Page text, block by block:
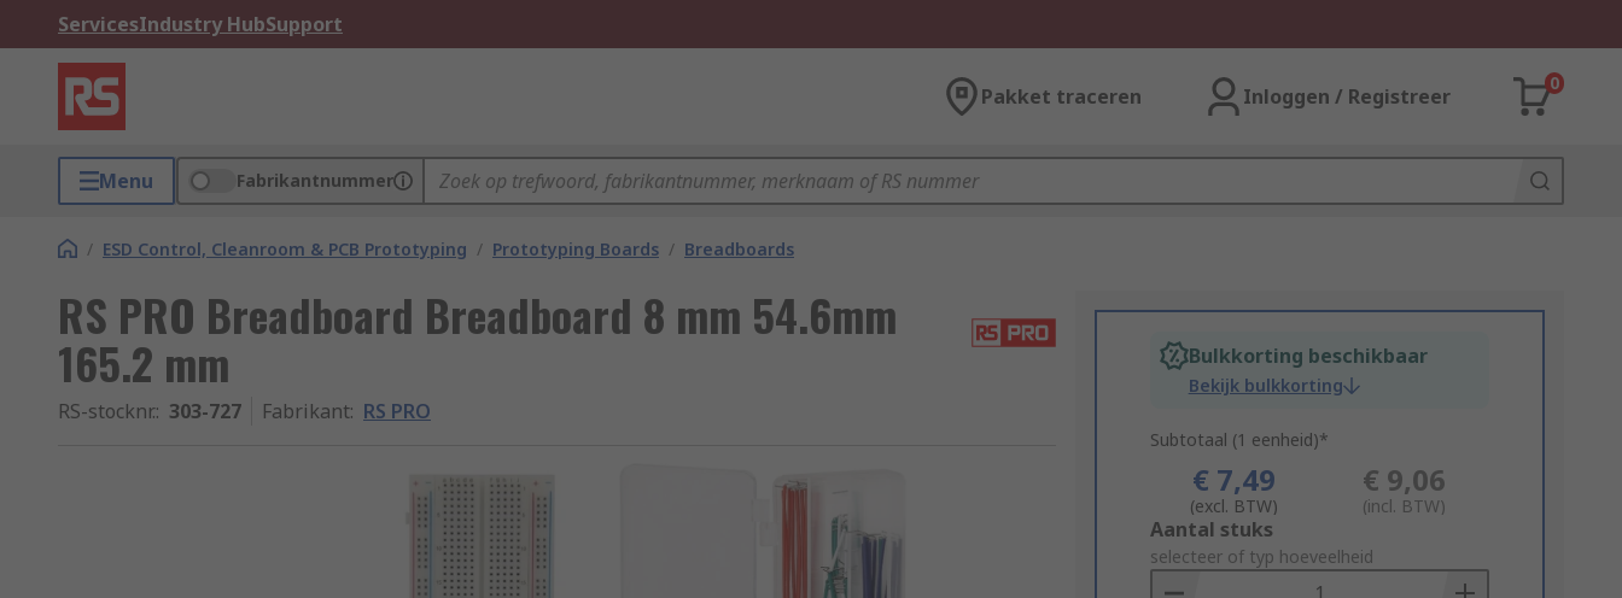
ServicesIndustry HubSupport
Pakket traceren Inloggen / Registreer
0
Menu Fabrikantnummer
/ ESD Control, Cleanroom & PCB Prototyping / Prototyping Boards / Breadboards
RS PRO Breadboard Breadboard 8 mm 54.6mm
165.2 mm
RS-stocknr.: 303-727 Fabrikant: RS PRO
Bulkkorting beschikbaar
Bekijk bulkkorting
Subtotaal (1 eenheid)*
€ 7,49
(excl. BTW)
€ 9,06
(incl. BTW)
Add
to
Basket
Aantal stuks
selecteer of typ hoeveelheid